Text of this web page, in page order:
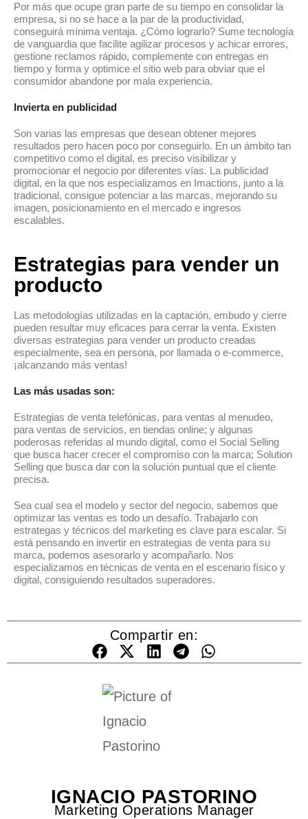
Por más que ocupe gran parte de su tiempo en consolidar la
empresa, si no se hace a la par de la productividad,
conseguirá mínima ventaja. ¿Cómo lograrlo? Sume tecnología
de vanguardia que facilite agilizar procesos y achicar errores,
gestione reclamos rápido, complemente con entregas en
tiempo y forma y optimice el sitio web para obviar que el
consumidor abandone por mala experiencia.
Invierta en publicidad
Son varias las empresas que desean obtener mejores
resultados pero hacen poco por conseguirlo. En un ámbito tan
competitivo como el digital, es preciso visibilizar y
promocionar el negocio por diferentes vías. La publicidad
digital, en la que nos especializamos en Imactions, junto a la
tradicional, consigue potenciar a las marcas, mejorando su
imagen, posicionamiento en el mercado e ingresos
escalables.
Estrategias para vender un
producto
Las metodologías utilizadas en la captación, embudo y cierre
pueden resultar muy eficaces para cerrar la venta. Existen
diversas estrategias para vender un producto creadas
especialmente, sea en persona, por llamada o e-commerce,
¡alcanzando más ventas!
Las más usadas son:
Estrategias de venta telefónicas, para ventas al menudeo,
para ventas de servicios, en tiendas online; y algunas
poderosas referidas al mundo digital, como el Social Selling
que busca hacer crecer el compromiso con la marca; Solution
Selling que busca dar con la solución puntual que el cliente
precisa.
Sea cual sea el modelo y sector del negocio, sabemos que
optimizar las ventas es todo un desafío. Trabajarlo con
estrategas y técnicos del marketing es clave para escalar. Si
está pensando en invertir en estrategias de venta para su
marca, podemos asesorarlo y acompañarlo. Nos
especializamos en técnicas de venta en el escenario físico y
digital, consiguiendo resultados superadores.
Compartir en:
IGNACIO PASTORINO
Marketing Operations Manager